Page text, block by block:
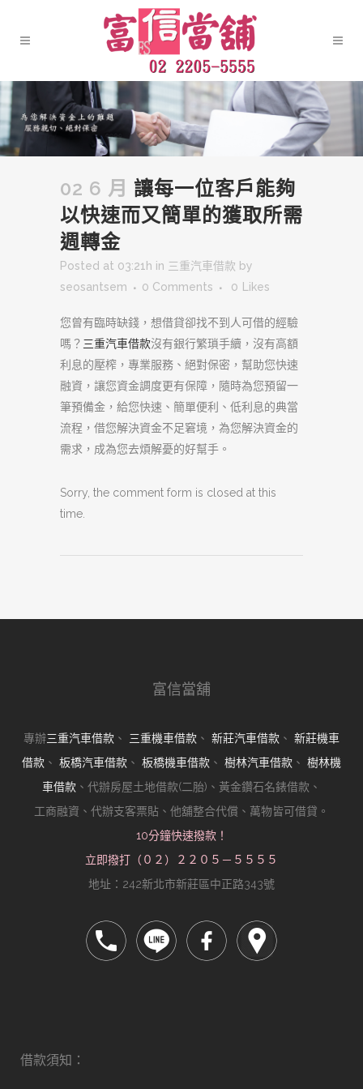
02 6 月 讓每一位客戶能夠
以快速而又簡單的獲取所需
週轉金
Posted at 03:21h in 三重汽車借款 by
seosantsem
0 Comments 0 Likes
您曾有臨時缺錢，想借貸卻找不到人可借的經驗
嗎？ 三重汽車借款沒有銀行繁瑣手續，沒有高額
利息的壓榨，專業服務、絕對保密，幫助您快速
融資，讓您資金調度更有保障，隨時為您預留一
筆預備金，給您快速、簡單便利、低利息的典當
流程，借您解決資金不足窘境，為您解決資金的
需求，成為您去煩解憂的好幫手。
Sorry, the comment form is closed at this
time.
富信當舖
專辦三重汽車借款 、 三重機車借款 、 新莊汽車借款 、 新莊機車
借款 、 板橋汽車借款 、 板橋機車借款 、 樹林汽車借款 、 樹林機
車借款 、代辦房屋土地借款(二胎)、黃金鑽石名錶借款、
工商融資、代辦支客票貼、他舖整合代償、萬物皆可借貸。
10分鐘快速撥款！
立即撥打（０２）２２０５－５５５５
地址：242新北市新莊區中正路343號
借款須知：